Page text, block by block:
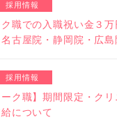
採用情報
ク職での入職祝い金３
古屋院・静岡院・広島
採用情報
ーク職】期間限定・ク
について